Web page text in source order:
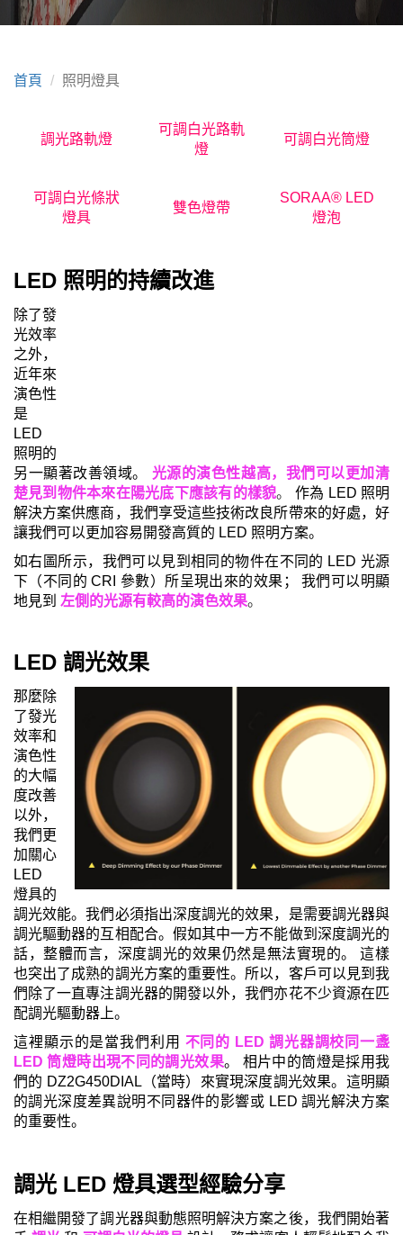
首頁 照明燈具
調光路軌燈
可調白光路軌
燈
可調白光筒燈
可調白光條狀
燈具
雙色燈帶
SORAA® LED
燈泡
LED 照明的持續改進
除了發
光效率
之外，
近年來
演色性
是
LED
照明的
另一顯著改善領域。
光源的演色性越高，我們可以更加清
楚見到物件本來在陽光底下應該有的樣貌。 作為 LED 照明
解決方案供應商，我們享受這些技術改良所帶來的好處，好
讓我們可以更加容易開發高質的 LED 照明方案。
如右 圖所示，我們可以見到相同的物件在不同的 LED 光源
下（不同的 CRI 參數）所呈現出來的效果； 我們可以明顯
地見到 左側的光源有較高的演色效果。
LED 調光效果
那麼除
了發光
效率和
演色性
的大幅
度改善
以外，
我們更
加關心
LED
燈具的
調光效能。我們必須指出深度調光的效果，是需要調光器與
調光驅動器的互相配合。假如其中一方不能做到深度調光的
話，整體而言，深度調光的效果仍然是無法實現的。 這樣
也突出了成熟的調光方案的重要性。所以，客戶可以見到我
們除了一直專注調光器的開發以外，我們亦花不少資源在匹
配調光驅動器上。
這裡顯示的是當我們利用 不同的 LED 調光器調校同一盞
LED 筒燈時出現不同的調光效果。 相片中的筒燈是採用我
們的 DZ2G450DIAL（當時）來實現深度調光效果。這明顯
的調光深度差異說明不同器件的影響或 LED 調光解決方案
的重要性。
調光 LED 燈具選型經驗分享
在相繼開發了調光器與動態照明解決方案之後，我們開始著